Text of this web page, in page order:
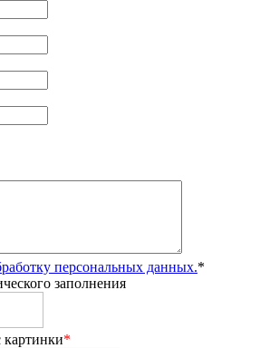
персональных данных.*
заполнения
*